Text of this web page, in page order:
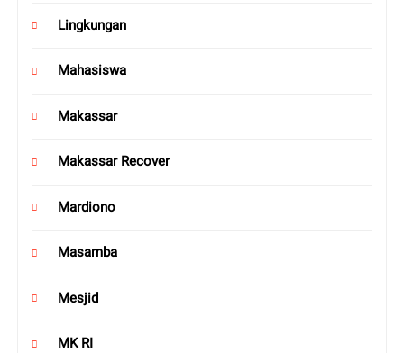
Lingkungan
Mahasiswa
Makassar
Makassar Recover
Mardiono
Masamba
Mesjid
MK RI